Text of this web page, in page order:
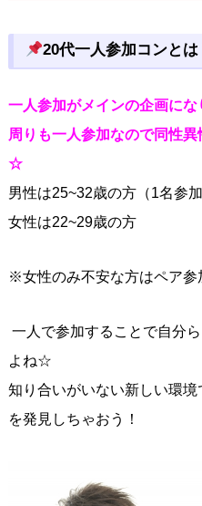
20代一人参加コンとは
一人参加がメインの企画にな
周りも一人参加なので同性
☆
男性は25~32歳の方（1名参加
女性は22~29歳の方
※女性のみ不安な方はペア
一人で参加することで自分
よね☆
知り合いがいない新しい環
を発見しちゃおう！